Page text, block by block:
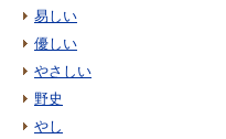
易しい
優しい
やさしい
野史
やし